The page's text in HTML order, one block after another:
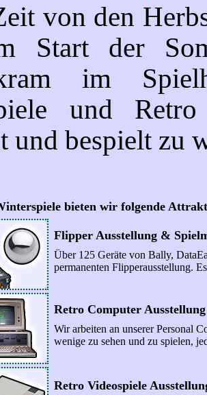
von den
Start der
im
und
und bespielt zu
bieten wir folgende
Flipper Ausstellung &
Über 125 Geräte von Bally,
permanenten Flipperausstellung.
Retro Computer
Wir arbeiten an unserer Personal
wenige zu sehen und zu spielen,
Retro Videospiele